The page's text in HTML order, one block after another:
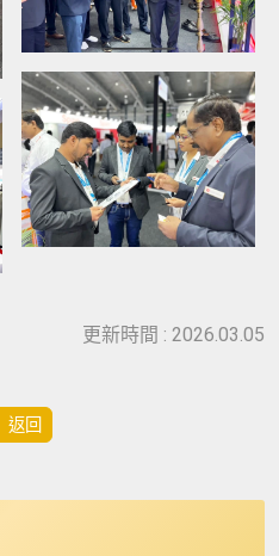
更新時間 : 2026.03.05
返回